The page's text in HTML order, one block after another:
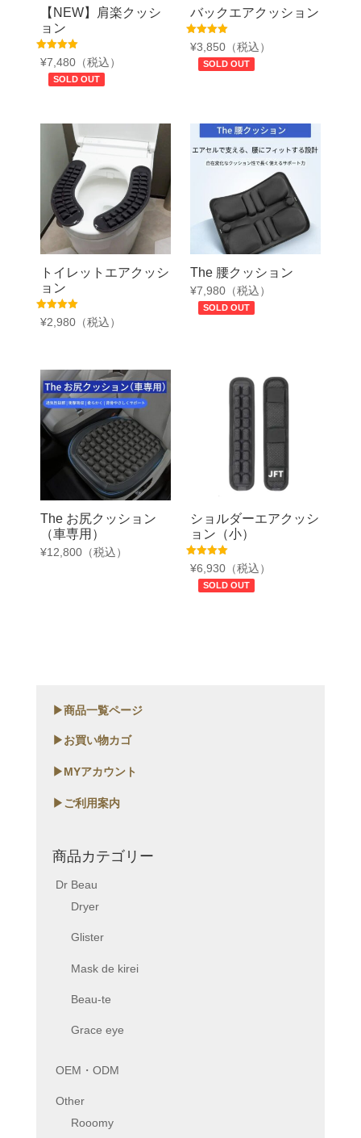
【NEW】肩楽クッシ
ョン
5段階中
4.83
の評価
¥7,480（税込）
SOLD OUT
バックエアクッション
5段階中
5.00
の評価
¥3,850 （税込）
SOLD OUT
トイレットエアクッシ
ョン
5段階中
5.00
¥2,980（税込）
The 腰クッション
¥7,980 （税込）
SOLD OUT
The お尻クッション
（車専用）
¥12,800（税込）
ショルダーエアクッシ
ョン（小）
5段階中
5.00
の評価
¥6,930 （税込）
SOLD OUT
▶商品一覧ページ
▶お買い物カゴ
▶MYアカウント
▶ご利用案内
商品カテゴリー
Dr Beau
Dryer
Glister
Mask de kirei
Beau-te
Grace eye
OEM・ODM
Other
Rooomy